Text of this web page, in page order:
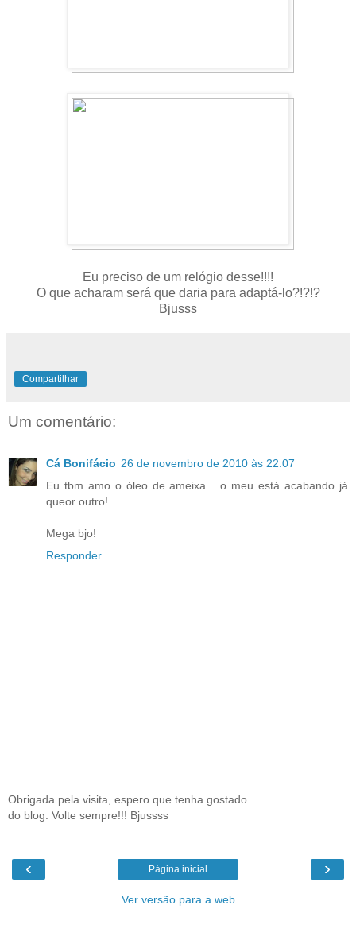
Eu preciso de um relógio desse!!!!
O que acharam será que daria para adaptá-lo?!?!?
Bjusss
Compartilhar
Um comentário:
Cá Bonifácio 26 de novembro de 2010 às 22:07
Eu tbm amo o óleo de ameixa... o meu está acabando já
queor outro!
Mega bjo!
Responder
Obrigada pela visita, espero que tenha gostado
do blog. Volte sempre!!! Bjussss
‹ ›
Página inicial
Ver versão para a web